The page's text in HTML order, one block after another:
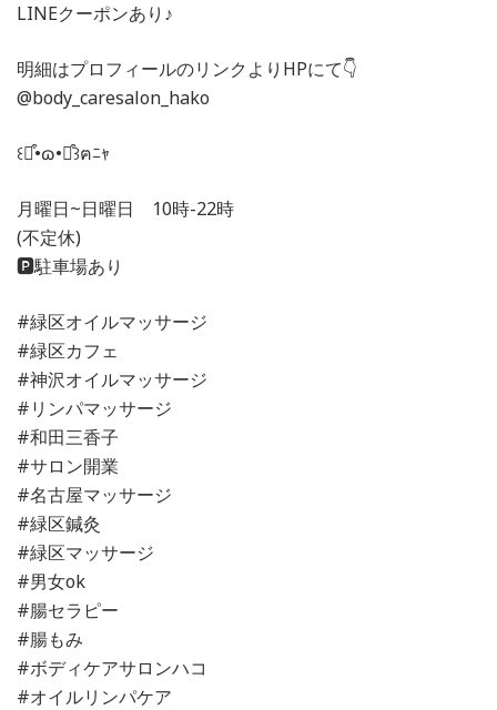
LINEクーポンあり♪
明細はプロフィールのリンクよりHPにて👇
@body_caresalon_hako
꒰⌯͒•ɷ•⌯͒꒱ฅﾆｬ
月曜日~日曜日 10時-22時
(不定休)
🅿️駐車場あり
#緑区オイルマッサージ
#緑区カフェ
#神沢オイルマッサージ
#リンパマッサージ
#和田三香子
#サロン開業
#名古屋マッサージ
#緑区鍼灸
#緑区マッサージ
#男女ok
#腸セラピー
#腸もみ
#ボディケアサロンハコ
#オイルリンパケア